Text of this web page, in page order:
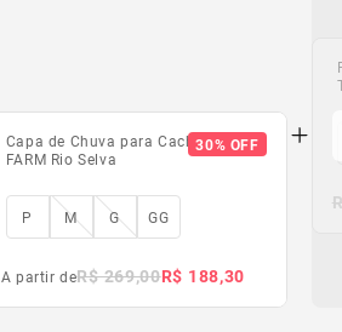
30% OFF
Capa de Chuva para Cachorros
FARM Rio Selva
P M G GG
A partir deR$ 269,00R$ 188,30